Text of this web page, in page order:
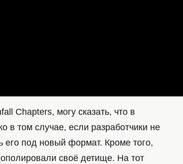
Chapters, могу сказать, что в
в том случае, если разработчики не
его под новый формат. Кроме того,
своё детище. На тот